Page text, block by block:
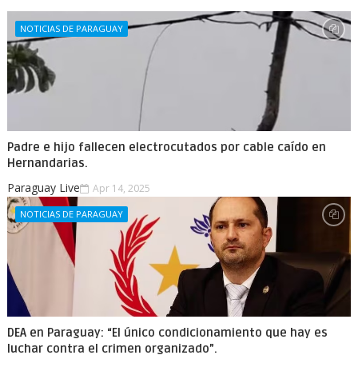
NOTICIAS DE PARAGUAY
Padre e hijo fallecen electrocutados por cable caído en
Hernandarias.
Paraguay Live Apr 14, 2025
NOTICIAS DE PARAGUAY
DEA en Paraguay: “El único condicionamiento que hay es
luchar contra el crimen organizado”.